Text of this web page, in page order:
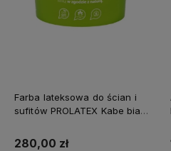
Farba lateksowa do ścian i
sufitów PROLATEX Kabe biała
matowa
280,00 zł